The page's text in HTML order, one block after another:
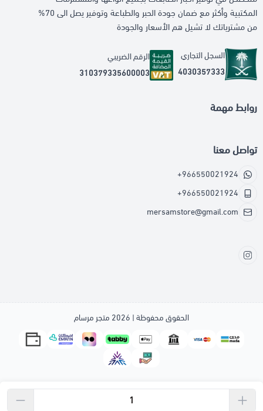
المكتبية وأكثر مع ضمان جودة الحبر والطباعة وتوفير يصل الى 70%
من مشترياتك لا تشيل هم الأسعار والجودة
السجل التجاري
4030357333
الرقم الضريبي
310379335600003
روابط مهمة
تواصل معنا
+966550021924
+966550021924
mersamstore@gmail.com
الحقوق محفوظة | 2026 متجر مرسام